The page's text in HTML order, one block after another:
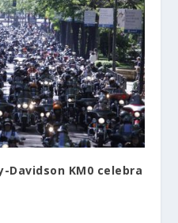
Davidson KM0 celebra